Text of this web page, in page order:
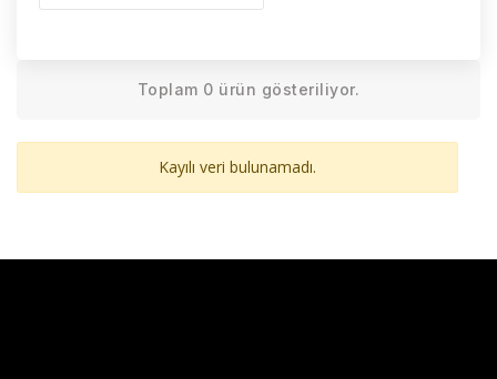
Toplam 0 ürün gösteriliyor.
Kayılı veri bulunamadı.